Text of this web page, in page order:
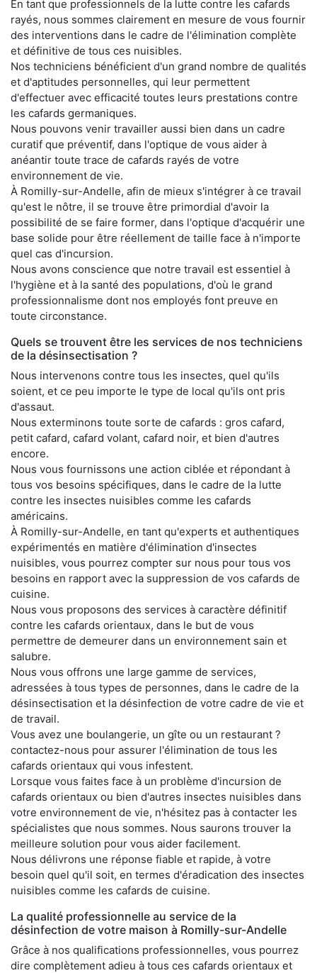
En tant que professionnels de la lutte contre les cafards
rayés, nous sommes clairement en mesure de vous fournir
des interventions dans le cadre de l'élimination complète
et définitive de tous ces nuisibles.
Nos techniciens bénéficient d'un grand nombre de qualités
et d'aptitudes personnelles, qui leur permettent
d'effectuer avec efficacité toutes leurs prestations contre
les cafards germaniques.
Nous pouvons venir travailler aussi bien dans un cadre
curatif que préventif, dans l'optique de vous aider à
anéantir toute trace de cafards rayés de votre
environnement de vie.
À Romilly-sur-Andelle, afin de mieux s'intégrer à ce travail
qu'est le nôtre, il se trouve être primordial d'avoir la
possibilité de se faire former, dans l'optique d'acquérir une
base solide pour être réellement de taille face à n'importe
quel cas d'incursion.
Nous avons conscience que notre travail est essentiel à
l'hygiène et à la santé des populations, d'où le grand
professionnalisme dont nos employés font preuve en
toute circonstance.
Quels se trouvent être les services de nos techniciens
de la désinsectisation ?
Nous intervenons contre tous les insectes, quel qu'ils
soient, et ce peu importe le type de local qu'ils ont pris
d'assaut.
Nous exterminons toute sorte de cafards : gros cafard,
petit cafard, cafard volant, cafard noir, et bien d'autres
encore.
Nous vous fournissons une action ciblée et répondant à
tous vos besoins spécifiques, dans le cadre de la lutte
contre les insectes nuisibles comme les cafards
américains.
À Romilly-sur-Andelle, en tant qu'experts et authentiques
expérimentés en matière d'élimination d'insectes
nuisibles, vous pourrez compter sur nous pour tous vos
besoins en rapport avec la suppression de vos cafards de
cuisine.
Nous vous proposons des services à caractère définitif
contre les cafards orientaux, dans le but de vous
permettre de demeurer dans un environnement sain et
salubre.
Nous vous offrons une large gamme de services,
adressées à tous types de personnes, dans le cadre de la
désinsectisation et la désinfection de votre cadre de vie et
de travail.
Vous avez une boulangerie, un gîte ou un restaurant ?
contactez-nous pour assurer l'élimination de tous les
cafards orientaux qui vous infestent.
Lorsque vous faites face à un problème d'incursion de
cafards orientaux ou bien d'autres insectes nuisibles dans
votre environnement de vie, n'hésitez pas à contacter les
spécialistes que nous sommes. Nous saurons trouver la
meilleure solution pour vous aider facilement.
Nous délivrons une réponse fiable et rapide, à votre
besoin quel qu'il soit, en termes d'éradication des insectes
nuisibles comme les cafards de cuisine.
La qualité professionnelle au service de la
désinfection de votre maison à Romilly-sur-Andelle
Grâce à nos qualifications professionnelles, vous pourrez
dire complètement adieu à tous ces cafards orientaux et